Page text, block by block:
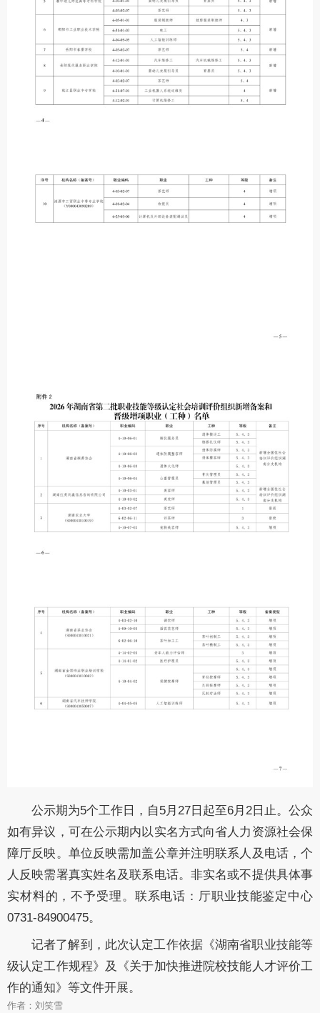
公示期为5个工作日，自5月27日起至6月2日止。公众
如有异议，可在公示期内以实名方式向省人力资源社会保
障厅反映。单位反映需加盖公章并注明联系人及电话，个
人反映需署真实姓名及联系电话。非实名或不提供具体事
实材料的，不予受理。联系电话：厅职业技能鉴定中心
0731-84900475。
记者了解到，此次认定工作依据《湖南省职业技能等
级认定工作规程》及《关于加快推进院校技能人才评价工
作的通知》等文件开展。
作者：刘笑雪